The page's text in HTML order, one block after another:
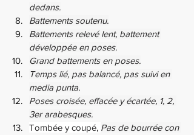
dedans.
Battements soutenu.
Battements relevé lent, battement
développée en poses.
Grand battements en poses.
Temps lié, pas balancé, pas suivi en
media punta.
Poses croisée, effacée y écartée, 1, 2,
3er arabesques.
Tombée y coupé, Pas de bourrée con